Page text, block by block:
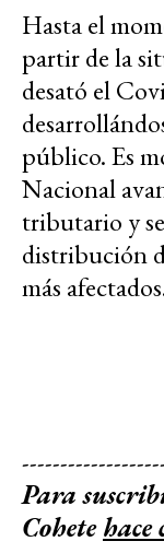
Hasta el
partir de la
desató el
público. Es
Nacional
tributario y
distribución
más
Para
Cohete